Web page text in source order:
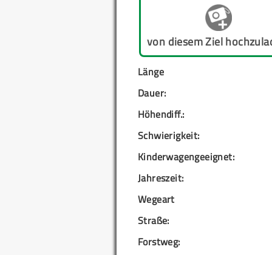
von diesem Ziel
Länge
Dauer:
Höhendiff.:
Schwierigkeit:
Kinderwagengeeignet:
Jahreszeit:
Wegeart
Straße:
Forstweg: